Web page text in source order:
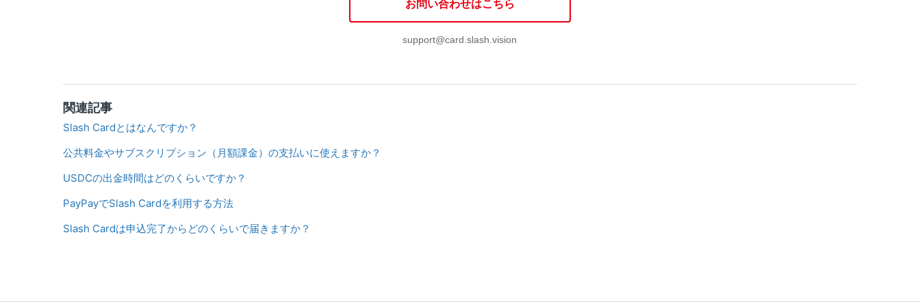
お問い合わせはこちら
support@card.slash.vision
関連記事
Slash Cardとはなんですか？
公共料金やサブスクリプション（月額課金）の支払いに使えますか？
USDCの出金時間はどのくらいですか？
PayPayでSlash Cardを利用する方法
Slash Cardは申込完了からどのくらいで届きますか？